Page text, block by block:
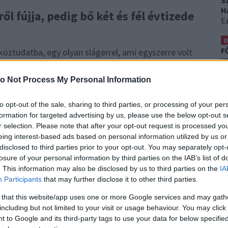
Not Process My Personal Information
opt-out of the sale, sharing to third parties, or processing of your
for targeted advertising by us, please use the below opt-out
selection. Please note that after your opt-out request is processed
interest-based ads based on personal information utilized by us
to third parties prior to your opt-out. You may separately
of your personal information by third parties on the IAB’s list of
This information may also be disclosed by us to third parties on the
Participants that may further disclose it to other third parties.
that this website/app uses one or more Google services and may
but not limited to your visit or usage behaviour. You may
to Google and its third-party tags to use your data for below
fújja, pedig bő két és fél évtizede
egy olyan slágerrel, ami egyszerre volt
Nem csoda, hogy az egész világot
mint 1,1 milliárd megtekintésnél jár a
mondhatja el magáról.
énekesnő szólókarrierbe kezdett.Karakteres
is búcsút mondott és ma, közel az 50-hez
kétgyermekes